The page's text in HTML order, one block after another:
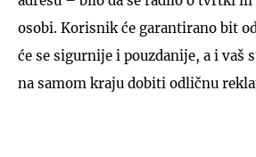
osobi. Korisnik će garantirano bit
će se sigurnije i pouzdanije, a i vaš
na samom kraju dobiti odličnu